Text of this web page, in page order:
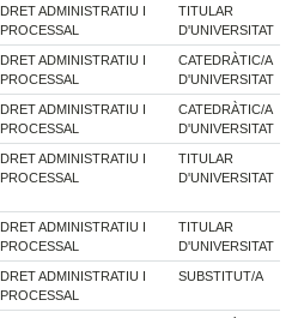
DRET ADMINISTRATIU I
PROCESSAL
TITULAR
D'UNIVERSITAT
DRET ADMINISTRATIU I
PROCESSAL
CATEDRÀTIC/A
D'UNIVERSITAT
DRET ADMINISTRATIU I
PROCESSAL
CATEDRÀTIC/A
D'UNIVERSITAT
DRET ADMINISTRATIU I
PROCESSAL
TITULAR
D'UNIVERSITAT
DRET ADMINISTRATIU I
PROCESSAL
TITULAR
D'UNIVERSITAT
DRET ADMINISTRATIU I
PROCESSAL
SUBSTITUT/A